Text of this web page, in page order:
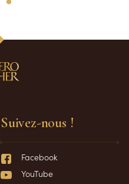
3
Suivez-nous !
Facebook
YouTube